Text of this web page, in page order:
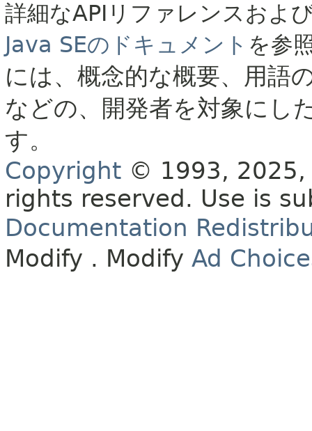
詳細なAPIリファレンスおよ
Java SEのドキュメント を参
には、概念的な概要、用語
などの、開発者を対象にし
す。
Copyright © 1993,
rights reserved. Use is
Documentation
Modify . Modify Ad